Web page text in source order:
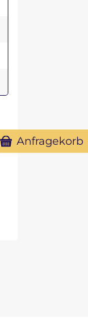
Anfragekorb